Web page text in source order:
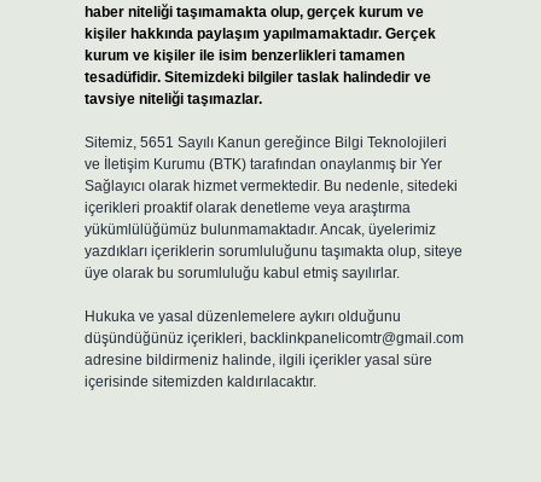
haber niteliği taşımamakta olup, gerçek kurum ve
kişiler hakkında paylaşım yapılmamaktadır. Gerçek
kurum ve kişiler ile isim benzerlikleri tamamen
tesadüfidir. Sitemizdeki bilgiler taslak halindedir ve
tavsiye niteliği taşımazlar.
Sitemiz, 5651 Sayılı Kanun gereğince Bilgi Teknolojileri
ve İletişim Kurumu (BTK) tarafından onaylanmış bir Yer
Sağlayıcı olarak hizmet vermektedir. Bu nedenle, sitedeki
içerikleri proaktif olarak denetleme veya araştırma
yükümlülüğümüz bulunmamaktadır. Ancak, üyelerimiz
yazdıkları içeriklerin sorumluluğunu taşımakta olup, siteye
üye olarak bu sorumluluğu kabul etmiş sayılırlar.
Hukuka ve yasal düzenlemelere aykırı olduğunu
düşündüğünüz içerikleri, backlinkpanelicomtr@gmail.com
adresine bildirmeniz halinde, ilgili içerikler yasal süre
içerisinde sitemizden kaldırılacaktır.